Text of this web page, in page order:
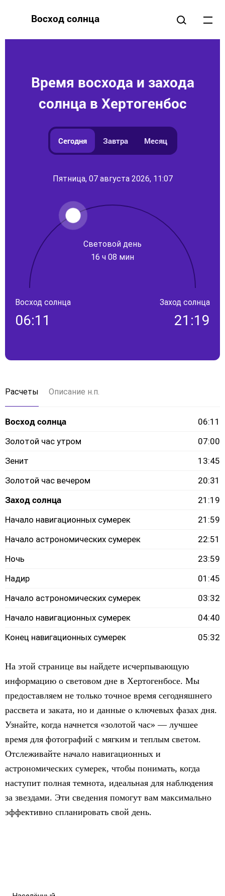
Восход солнца
Время восхода и захода
солнца в Хертогенбос
Сегодня Завтра Месяц
Пятница, 07 августа 2026, 11:07
Световой день
16 ч 08 мин
Восход солнца
06:11
Заход солнца
21:19
Расчеты Описание н.п.
Восход солнца
06:11
Золотой час утром
07:00
Зенит
13:45
Золотой час вечером
20:31
Заход солнца
21:19
Начало навигационных сумерек
21:59
Начало астрономических сумерек
22:51
Ночь
23:59
Надир
01:45
Начало астрономических сумерек
03:32
Начало навигационных сумерек
04:40
Конец навигационных сумерек
05:32
На этой странице вы найдете исчерпывающую
информацию о световом дне в Хертогенбосе. Мы
предоставляем не только точное время сегодняшнего
рассвета и заката, но и данные о ключевых фазах дня.
Узнайте, когда начнется «золотой час» — лучшее
время для фотографий с мягким и теплым светом.
Отслеживайте начало навигационных и
астрономических сумерек, чтобы понимать, когда
наступит полная темнота, идеальная для наблюдения
за звездами. Эти сведения помогут вам максимально
эффективно спланировать свой день.